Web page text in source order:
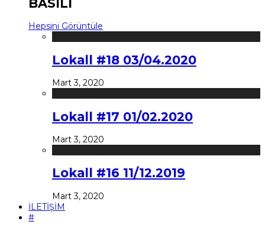
BASILI
Hepsini Görüntüle
Lokall #18 03/04.2020
Mart 3, 2020
Lokall #17 01/02.2020
Mart 3, 2020
Lokall #16 11/12.2019
Mart 3, 2020
İLETİŞİM
#